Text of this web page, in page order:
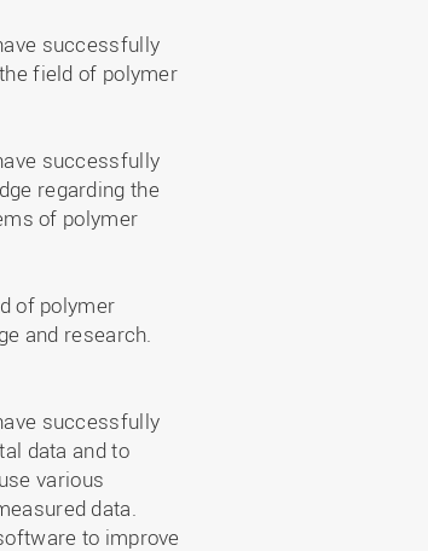
successfully
field of polymer
successfully
regarding the
of polymer
of polymer
and research.
successfully
data and to
various
data.
to improve